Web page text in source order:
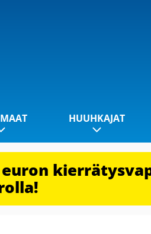
HUUHKAJAT